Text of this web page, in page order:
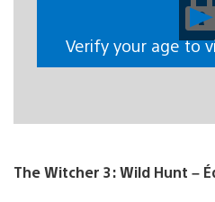
Verify your age to
The Witcher 3: Wild Hunt –